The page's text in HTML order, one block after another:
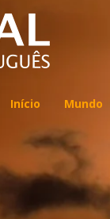
Início Mundo